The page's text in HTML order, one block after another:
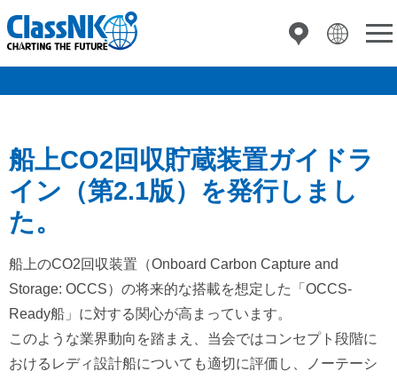
船上CO2回収貯蔵装置ガイドラ
イン（第2.1版）を発行しまし
た。
船上のCO2回収装置（Onboard Carbon Capture and
Storage: OCCS）の将来的な搭載を想定した「OCCS-
Ready船」に対する関心が高まっています。
このような業界動向を踏まえ、当会ではコンセプト段階に
おけるレディ設計船についても適切に評価し、ノーテーシ